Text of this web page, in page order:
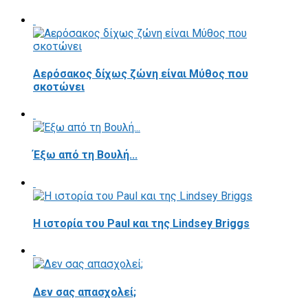
Αερόσακος δίχως ζώνη είναι Μύθος που
σκοτώνει
Έξω από τη Βουλή...
Η ιστορία του Paul και της Lindsey Briggs
Δεν σας απασχολεί;